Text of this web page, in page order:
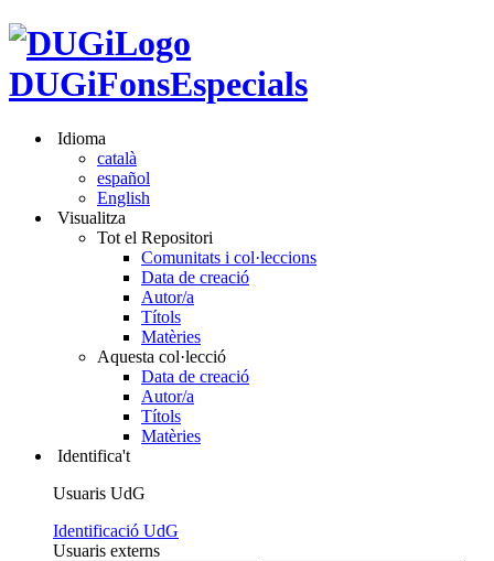
DUGiFonsEspecials
Idioma
català
español
English
Visualitza
Tot el Repositori
Comunitats i col·leccions
Data de creació
Autor/a
Títols
Matèries
Aquesta col·lecció
Data de creació
Autor/a
Títols
Matèries
Identifica't
Usuaris UdG
Identificació UdG
Usuaris externs